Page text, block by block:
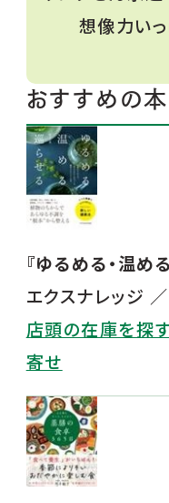
想像力いっ
おすすめの本
『ゆるめる・温め
エクスナレッジ
店頭の在庫を探
寄せ